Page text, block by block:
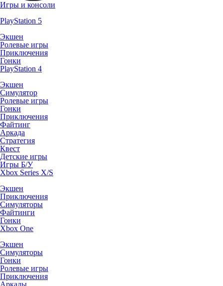
Игры и консоли
PlayStation 5
Экшен
Ролевые игры
Приключения
Гонки
PlayStation 4
Экшен
Симулятор
Ролевые игры
Гонки
Приключения
Файтинг
Аркада
Стратегия
Квест
Детские игры
Игры Б/У
Xbox Series X/S
Экшен
Приключения
Симуляторы
Файтинги
Гонки
Xbox One
Экшен
Симуляторы
Гонки
Ролевые игры
Приключения
Аркады